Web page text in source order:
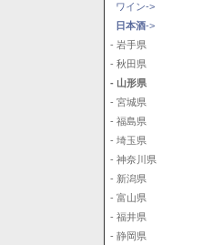
ワイン->
日本酒->
- 岩手県
- 秋田県
- 山形県
- 宮城県
- 福島県
- 埼玉県
- 神奈川県
- 新潟県
- 富山県
- 福井県
- 静岡県